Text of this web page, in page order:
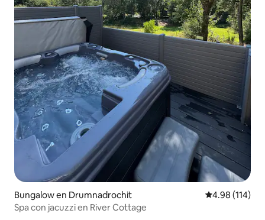
Bungalow en Drumnadrochit Calificación
4.98 (114)
Spa con jacuzzi en River Cottage